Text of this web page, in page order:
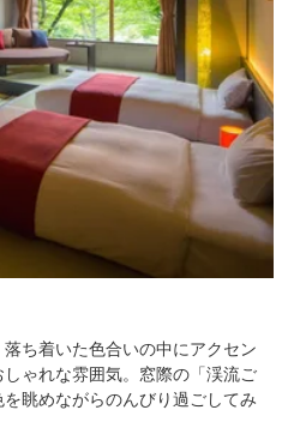
ち着いた色合いの中にアクセン
ゃれな雰囲気。窓際の「渓流ご
眺めながらのんびり過ごしてみ